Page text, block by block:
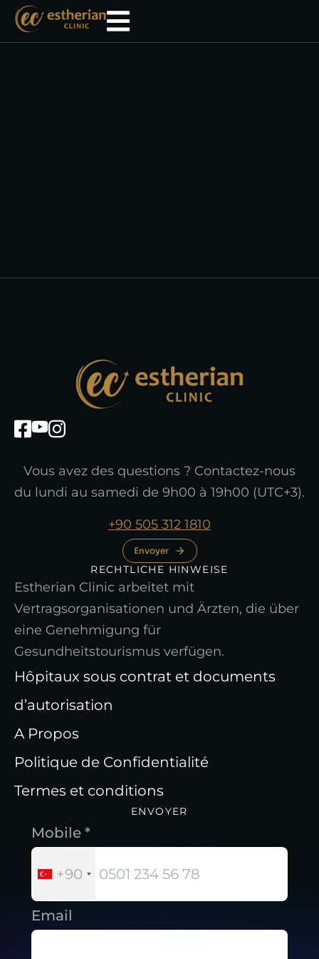
Vous avez des questions ? Contactez-nous
du lundi au samedi de 9h00 à 19h00 (UTC+3).
+90 505 312 1810
Envoyer
RECHTLICHE HINWEISE
Estherian Clinic arbeitet mit
Vertragsorganisationen und Ärzten, die über
eine Genehmigung für
Gesundheitstourismus verfügen.
Hôpitaux sous contrat et documents
d’autorisation
A Propos
Politique de Confidentialité
Termes et conditions
ENVOYER
Mobile *
+90
Email